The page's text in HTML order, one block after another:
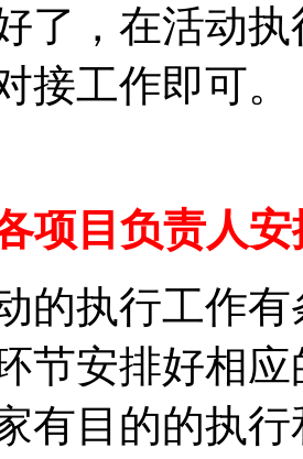
了，在活动
接工作即可。
项目负责人安
的执行工作
节安排好相
有目的的执